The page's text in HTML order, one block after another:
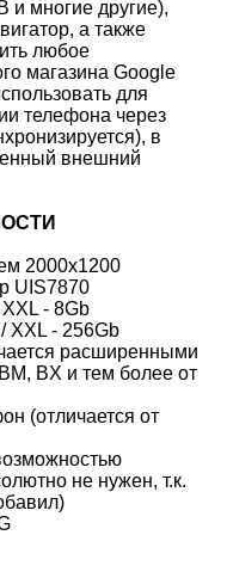
и многие другие),
а также
любое
магазина Google
для
телефона через
в
внешний
2000x1200
UIS7870
- 8Gb
XXL - 256Gb
расширенными
BX и тем более от
(отличается от
не нужен, т.к.